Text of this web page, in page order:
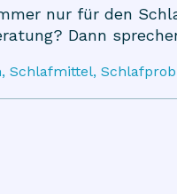
nur für den
Dann
Schlafmittel,